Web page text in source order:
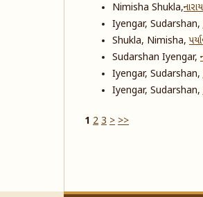
Nimisha Shukla,
Iyengar, Sudarshan,
Shukla, Nimisha,
Sudarshan Iyengar,
Iyengar, Sudarshan,
Iyengar, Sudarshan,
1 2 3 > >>